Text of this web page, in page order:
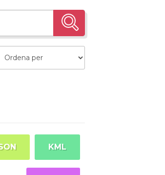
KML